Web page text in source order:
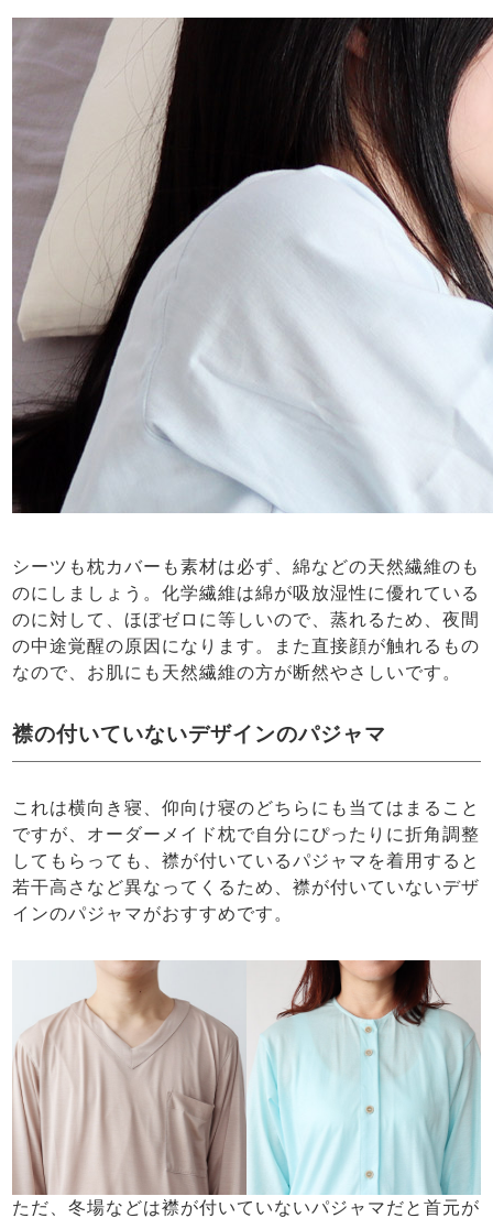
シーツも枕カバーも素材は必ず、綿などの天然繊維のも
のにしましょう。化学繊維は綿が吸放湿性に優れている
のに対して、ほぼゼロに等しいので、蒸れるため、夜間
の中途覚醒の原因になります。また直接顔が触れるもの
なので、お肌にも天然繊維の方が断然やさしいです。
襟の付いていないデザインのパジャマ
これは横向き寝、仰向け寝のどちらにも当てはまること
ですが、オーダーメイド枕で自分にぴったりに折角調整
してもらっても、襟が付いているパジャマを着用すると
若干高さなど異なってくるため、襟が付いていないデザ
インのパジャマがおすすめです。
ただ、冬場などは襟が付いていないパジャマだと首元が